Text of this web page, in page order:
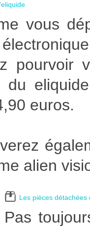
vous
pourvoir
du
euros.
alien
Les pièces détachées
Pas